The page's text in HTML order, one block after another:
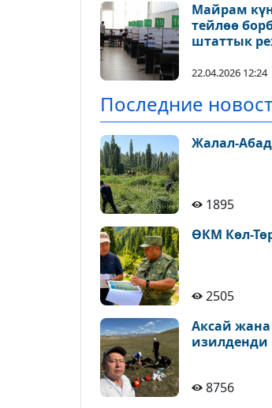
Майрам
тейлөө
штаттык
22.04.2026 12:24
Последние
Жалал-
1895
ӨКМ Көл-
2505
Аксай
изилденди
8756